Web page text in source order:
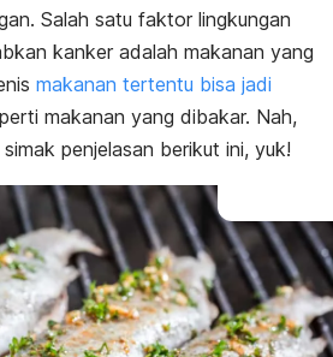
Salah satu faktor lingkungan
kanker adalah makanan yang
makanan tertentu bisa jadi
makanan yang dibakar. Nah,
penjelasan berikut ini, yuk!